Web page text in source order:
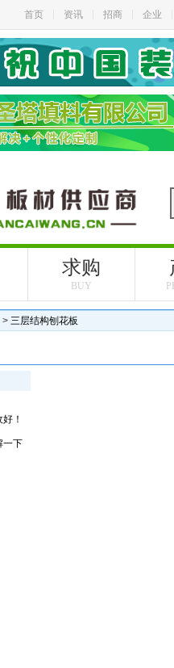
首页 资讯 招商 企业
求购
BUY
> 三层结构刨花板
！
一下